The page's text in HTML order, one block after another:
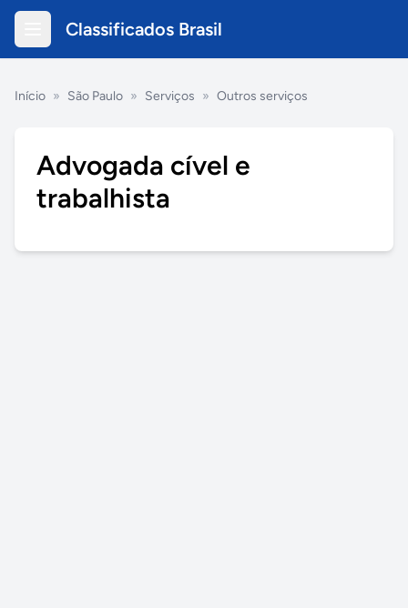
Classificados Brasil
Início » São Paulo » Serviços » Outros serviços
Advogada cível e
trabalhista